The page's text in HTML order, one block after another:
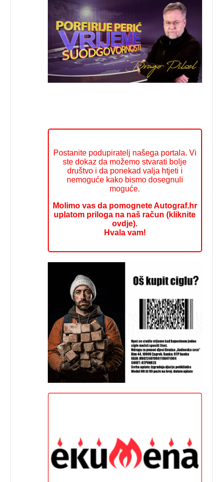
Postanite podupiratelj našega portala. Vi
ste dokaz da možemo stvarati bolje
društvo i da ponekad valja htjeti i
nemoguće kako bismo dosegnuli
moguće.
Molimo vas da pomognete Autograf.hr
uplatom priloga na naš račun (kliknite
ovdje).
Hvala vam!